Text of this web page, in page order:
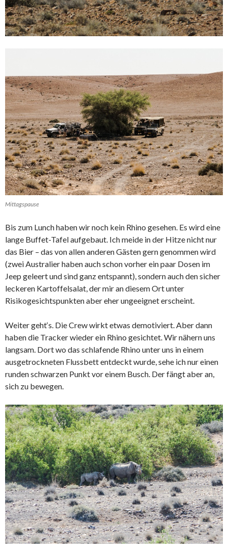
Mittagspause
Bis zum Lunch haben wir noch kein Rhino gesehen. Es wird eine
lange Buffet-Tafel aufgebaut. Ich meide in der Hitze nicht nur
das Bier – das von allen anderen Gästen gern genommen wird
(zwei Australier haben auch schon vorher ein paar Dosen im
Jeep geleert und sind ganz entspannt), sondern auch den sicher
leckeren Kartoffelsalat, der mir an diesem Ort unter
Risikogesichtspunkten aber eher ungeeignet erscheint.
Weiter geht‘s. Die Crew wirkt etwas demotiviert. Aber dann
haben die Tracker wieder ein Rhino gesichtet. Wir nähern uns
langsam. Dort wo das schlafende Rhino unter uns in einem
ausgetrockneten Flussbett entdeckt wurde, sehe ich nur einen
runden schwarzen Punkt vor einem Busch. Der fängt aber an,
sich zu bewegen.